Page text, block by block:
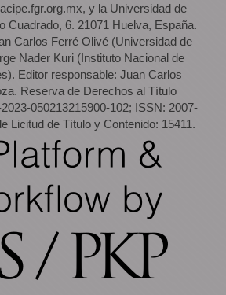
y la Universidad de
Cuadrado, 6. 21071 Huelva, España.
Carlos Ferré Olivé (Universidad de
Nader Kuri (Instituto Nacional de
Editor responsable: Juan Carlos
Reserva de Derechos al Título
050213215900-102; ISSN: 2007-
Licitud de Título y Contenido: 15411.